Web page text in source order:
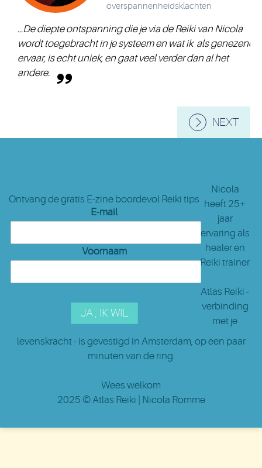
overspannenheidsklachten
...De diepte ontspanning die je via de Reiki van Nicola
wordt toegebracht in je systeem en wat ik als genezend
ervaar, is echt uniek, en gaat veel verder dan al het
andere.
NEXT
Ontvang de gratis E-zine boordevol Reiki tips
E-mail
Voornaam
Nicola
heeft 25+
jaar
ervaring als
healer en
Reiki trainer
Atlas Reiki -
verbinding
met je
levenskracht - is gevestigd in Amsterdam, op een paar
minuten van de ring.
Wees welkom
2025 ©Atlas Reiki | Nicola Romme